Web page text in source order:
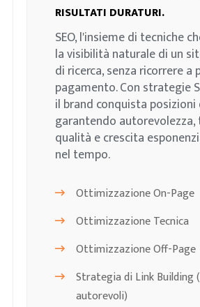
RISULTATI DURATURI.
SEO, l'insieme di tecniche
la visibilità naturale di un
di ricerca, senza ricorrere a
pagamento. Con strategie
il brand conquista
garantendo
qualità e crescita
nel tempo.
Ottimizzazione On-Page
Ottimizzazione Tecnica
Ottimizzazione Off-Page
Strategia di Link Building
autorevoli)